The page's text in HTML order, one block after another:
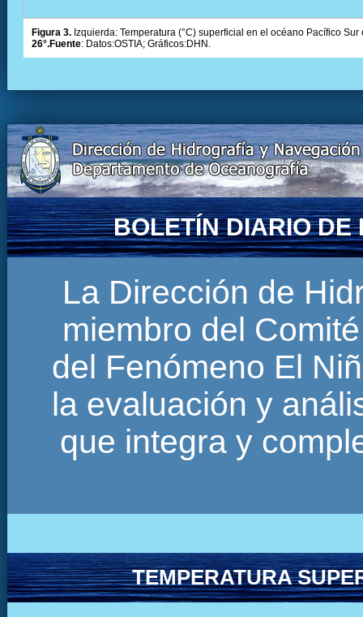
Figura 3. Izquierda: Temperatura (°C) superficial en el océano Pacífico
26°.Fuente: Datos:OSTIA; Gráficos:DHN.
BOLETÍN DIARIO DE
La Dirección de
miembro del
del Fenómeno El
la evaluación y
que integra y
TEMPERATURA